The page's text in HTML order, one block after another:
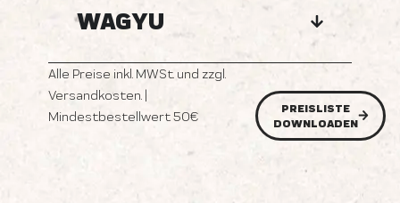
WAGYU
Alle Preise inkl. MWSt. und zzgl.
Versandkosten. |
Mindestbestellwert 50€
PREISLISTE
DOWNLOADEN